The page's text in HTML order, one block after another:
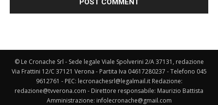
© Le Cronache Srl - Sede legale Viale Spolverini 2/A 37131, redazione
Via Frattini 12/C 37121 Verona - Partita Iva 04617280237 - Telefono 045
9612761 - PEC: lecronachesrl@legalmail.it Redazione:
redazione@tvverona.com - Direttore responsabile: Maurizio Battista
Amministrazione: infolecronache@gmail.com